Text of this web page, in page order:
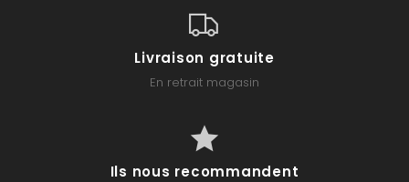
Livraison gratuite
En retrait magasin
Ils nous recommandent